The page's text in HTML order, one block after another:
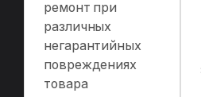
ремонт при
различных
негарантийных
повреждениях
товара